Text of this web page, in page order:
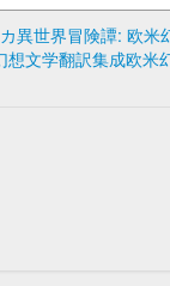
異世界冒険譚: 欧米
想文学翻訳集成欧米